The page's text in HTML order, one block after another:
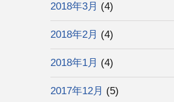
2018年3月 (4)
2018年2月 (4)
2018年1月 (4)
2017年12月 (5)